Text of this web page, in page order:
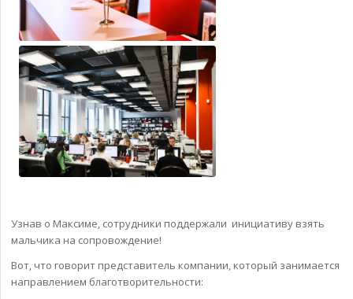
Узнав о Максиме, сотрудники поддержали инициативу взять
мальчика на сопровождение!
Вот, что говорит представитель компании, который занимается
направлением благотворительности: